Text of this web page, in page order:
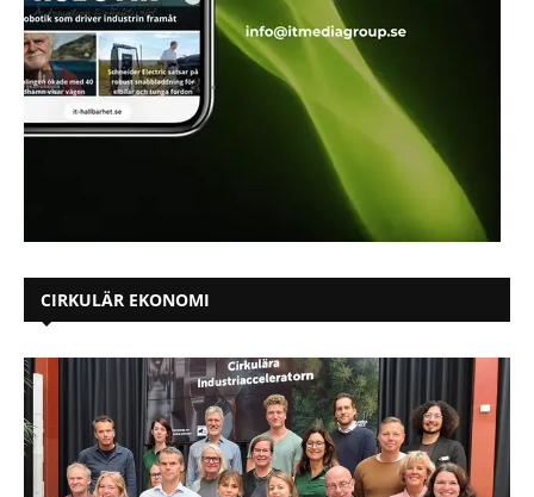
CIRKULÄR EKONOMI